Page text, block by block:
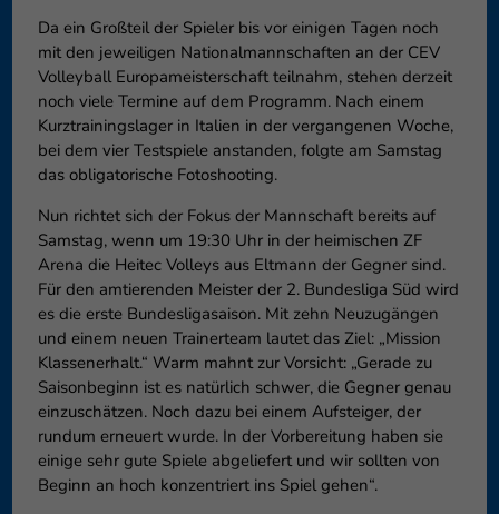
Da ein Großteil der Spieler bis vor einigen Tagen noch
mit den jeweiligen Nationalmannschaften an der CEV
Volleyball Europameisterschaft teilnahm, stehen derzeit
noch viele Termine auf dem Programm. Nach einem
Kurztrainingslager in Italien in der vergangenen Woche,
bei dem vier Testspiele anstanden, folgte am Samstag
das obligatorische Fotoshooting.
Nun richtet sich der Fokus der Mannschaft bereits auf
Samstag, wenn um 19:30 Uhr in der heimischen ZF
Arena die Heitec Volleys aus Eltmann der Gegner sind.
Für den amtierenden Meister der 2. Bundesliga Süd wird
es die erste Bundesligasaison. Mit zehn Neuzugängen
und einem neuen Trainerteam lautet das Ziel: „Mission
Klassenerhalt.“ Warm mahnt zur Vorsicht: „Gerade zu
Saisonbeginn ist es natürlich schwer, die Gegner genau
einzuschätzen. Noch dazu bei einem Aufsteiger, der
rundum erneuert wurde. In der Vorbereitung haben sie
einige sehr gute Spiele abgeliefert und wir sollten von
Beginn an hoch konzentriert ins Spiel gehen“.